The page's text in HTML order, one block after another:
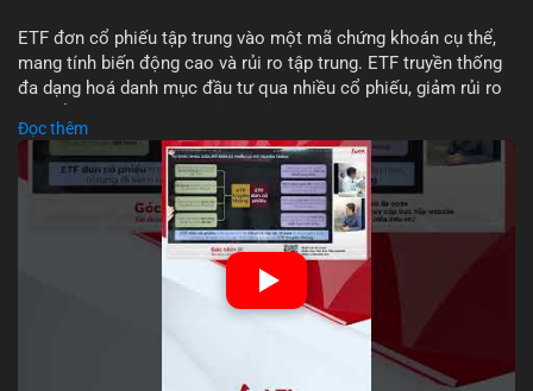
ETF đơn cổ phiếu tập trung vào một mã chứng khoán cụ thể,
mang tính biến động cao và rủi ro tập trung. ETF truyền thống
đa dạng hoá danh mục đầu tư qua nhiều cổ phiếu, giảm rủi ro
sản và mức độ tiếp xúc với thị trường.
🎥 Xem video trực tiếp tại:
Nguồn: Tài chính & Kinh doanh
Đọc thêm